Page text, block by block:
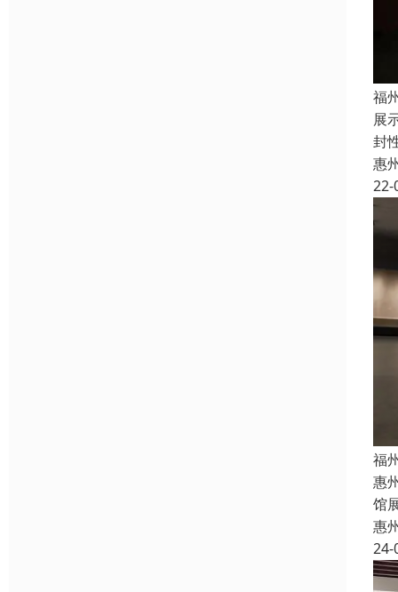
福
展
封
惠
22-
福
惠
馆
惠
24-